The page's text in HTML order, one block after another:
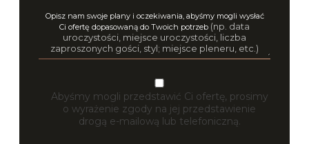
Opisz nam swoje plany i oczekiwania, abyśmy mogli wysłać
Ci ofertę dopasowaną do Twoich potrzeb (np. data
uroczystości, miejsce uroczystości, liczba
zaproszonych gości, styl; miejsce pleneru, etc.)
Abyśmy mogli przedstawić Ci ofertę, prosimy
o wyrażenie zgody na jej przedstawienie
drogą e-mailową lub telefoniczną.